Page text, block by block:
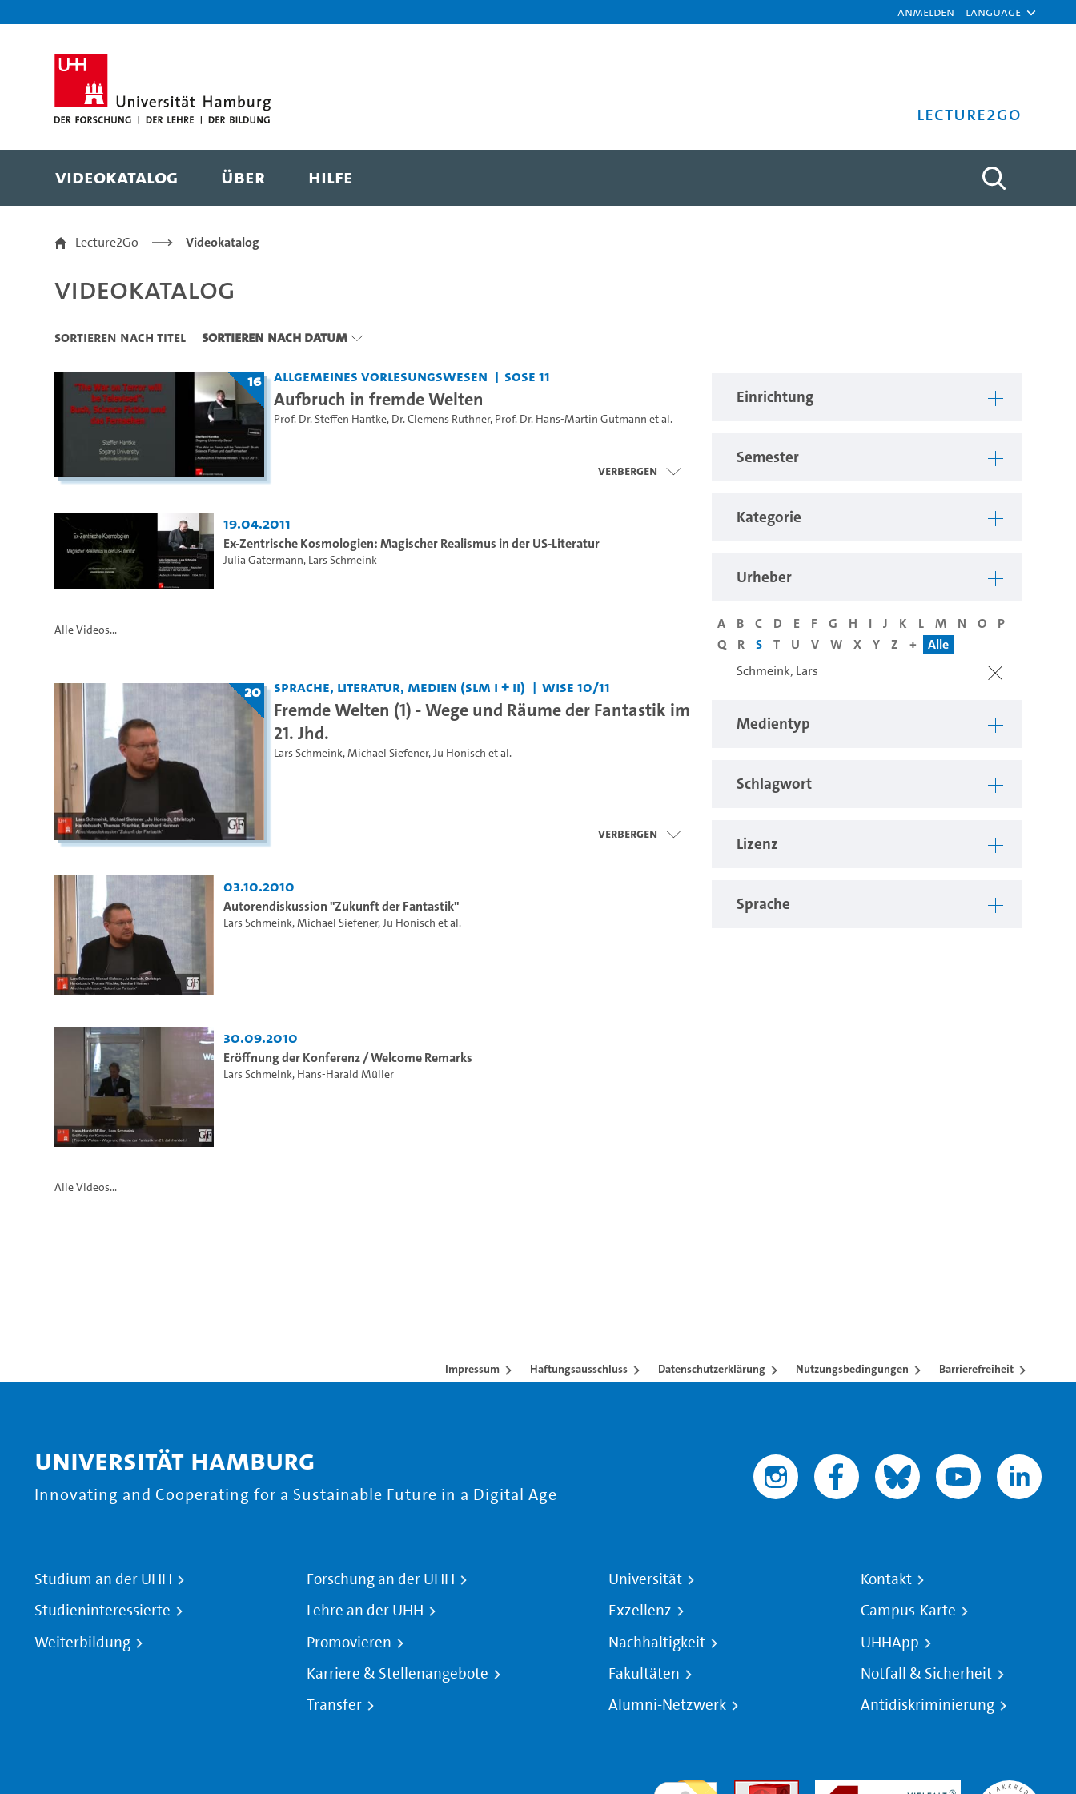
Anmelden Language
Lecture2Go
Videokatalog Über Hilfe
Videokatalog
Lecture2Go Videokatalog
Videokatalog
Sortieren nach Titel Sortieren nach Datum
Einrichtung
Semester
Kategorie
Urheber
A B C D E F G H I J K L M N O
P
Q
R S T U V W X Y Z +
Alle
Schmeink, Lars
Medientyp
Schlagwort
Lizenz
Sprache
16 Allgemeines Vorlesungswesen SoSe 11
Aufbruch in fremde Welten
Prof. Dr. Steffen Hantke, Dr. Clemens Ruthner, Prof. Dr. Hans-Martin Gutmann et al.
Verbergen
19.04.2011
Ex-Zentrische Kosmologien: Magischer Realismus in der US-Literatur
Julia Gatermann, Lars Schmeink
Alle Videos...
20 Sprache, Literatur, Medien (SLM I + II) WiSe 10/11
Fremde Welten (1) - Wege und Räume der Fantastik im
21. Jhd.
Lars Schmeink,Michael Siefener,Ju Honisch et al.
Verbergen
03.10.2010
Autorendiskussion "Zukunft der Fantastik"
Lars Schmeink,Michael Siefener,Ju Honisch et al.
30.09.2010
Eröffnung der Konferenz / Welcome Remarks
Lars Schmeink, Hans-Harald Müller
Alle Videos...
Impressum Haftungsausschluss Datenschutzerklärung Nutzungsbedingungen Barrierefreiheit
Universität Hamburg
Innovating and Cooperating for a Sustainable Future in a Digital Age
Studium an der UHH
Studieninteressierte
Weiterbildung
Forschung an der UHH
Lehre an der UHH
Promovieren
Karriere & Stellenangebote
Transfer
Universität
Exzellenz
Nachhaltigkeit
Fakultäten
Alumni-Netzwerk
Kontakt
Campus-Karte
UHHApp
Notfall & Sicherheit
Antidiskriminierung